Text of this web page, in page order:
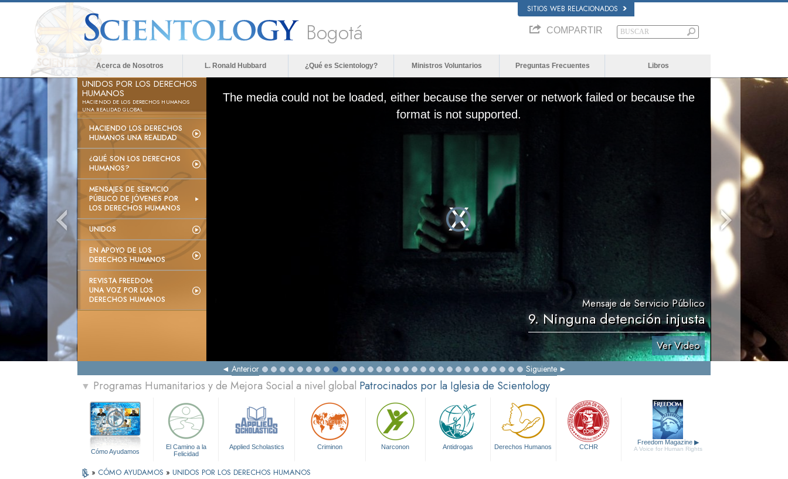
SITIOS WEB RELACIONADOS
Bogotá COMPARTIR
Acerca de Nosotros L. Ronald Hubbard ¿Qué es Scientology? Ministros Voluntarios Preguntas Frecuentes Libros
UNIDOS POR LOS DERECHOS
HUMANOS
HACIENDO DE LOS DERECHOS HUMANOS
UNA REALIDAD GLOBAL
HACIENDO LOS DERECHOS
HUMANOS UNA REALIDAD
¿QUÉ SON LOS DERECHOS
HUMANOS?
MENSAJES DE SERVICIO
PÚBLICO DE JÓVENES POR
LOS DERECHOS HUMANOS
UNIDOS
EN APOYO DE LOS
DERECHOS HUMANOS
REVISTA FREEDOM:
UNA VOZ POR LOS
DERECHOS HUMANOS
The media could not be loaded, either because the server or network failed or because the
format is not supported.
Mensaje de Servicio Público
9. Ninguna detención injusta
Ver Video
Anterior Siguiente
▼ Programas Humanitarios y de Mejora Social a nivel global Patrocinados por la Iglesia de Scientology
Cómo Ayudamos
El Camino a la
Felicidad
Applied Scholastics Criminon Narconon Antidrogas Derechos Humanos CCHR
Freedom Magazine ▶
A Voice for Human Rights
» CÓMO AYUDAMOS » UNIDOS POR LOS DERECHOS HUMANOS